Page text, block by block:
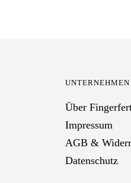
UNTERNEHMEN
Über
Impressum
AGB &
Datenschutz